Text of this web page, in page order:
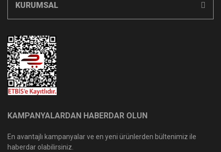
KURUMSAL
KAMPANYALARDAN HABERDAR OLUN
En avantajlı kampanyalar ve en yeni ürünlerden bültenimiz ile
haberdar olabilirsiniz.